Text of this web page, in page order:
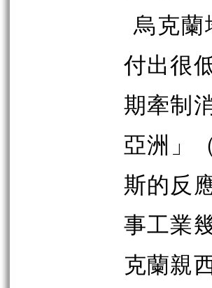
烏克
付出很
期牽制
亞洲」
斯的反
事工業
克蘭親